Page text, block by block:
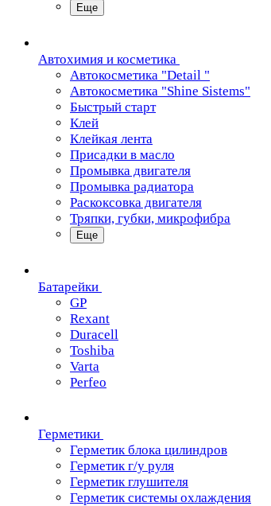
Еще
Автохимия и косметика
Автокосметика "Detail "
Автокосметика "Shine Sistems"
Быстрый старт
Клей
Клейкая лента
Присадки в масло
Промывка двигателя
Промывка радиатора
Раскоксовка двигателя
Тряпки, губки, микрофибра
Еще
Батарейки
GP
Rexant
Duracell
Toshiba
Varta
Perfeo
Герметики
Герметик блока цилиндров
Герметик г/у руля
Герметик глушителя
Герметик системы охлаждения